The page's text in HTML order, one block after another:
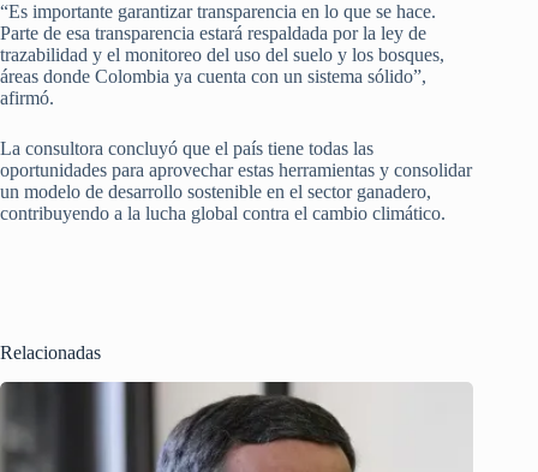
“Es importante garantizar transparencia en lo que se hace.
Parte de esa transparencia estará respaldada por la ley de
trazabilidad y el monitoreo del uso del suelo y los bosques,
áreas donde Colombia ya cuenta con un sistema sólido”,
afirmó.
La consultora concluyó que el país tiene todas las
oportunidades para aprovechar estas herramientas y consolidar
un modelo de desarrollo sostenible en el sector ganadero,
contribuyendo a la lucha global contra el cambio climático.
Relacionadas